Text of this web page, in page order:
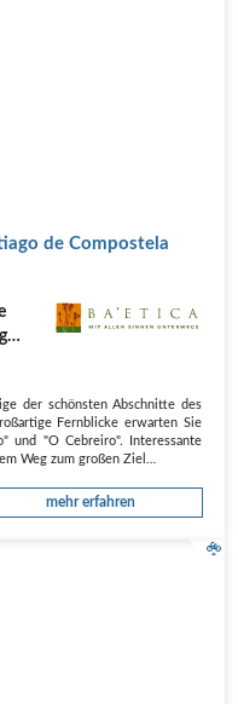
de Compostela
der schönsten Abschnitte des
Fernblicke erwarten Sie
und "O Cebreiro". Interessante
Weg zum großen Ziel…
mehr erfahren